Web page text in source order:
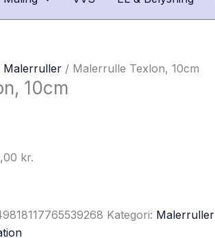
Malerruller / Malerrulle Texlon, 10cm
10cm
kr.
Kategori: Malerruller